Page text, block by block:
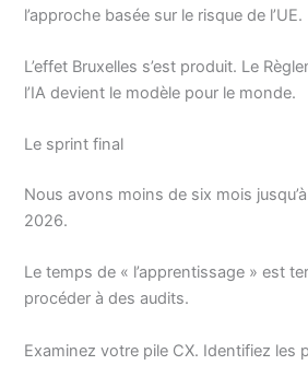
l’approche basée sur le risque de l’UE.
L’effet Bruxelles s’est produit. Le
l’IA devient le modèle pour le monde.
Le sprint final
Nous avons moins de six mois
2026.
Le temps de « l’apprentissage » est
procéder à des audits.
Examinez votre pile CX. Identifiez les